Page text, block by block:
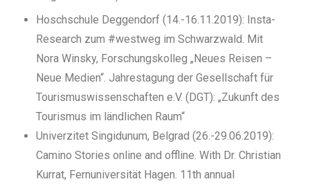
Hoschschule Deggendorf (14.-16.11.2019): Insta-
Research zum #westweg im Schwarzwald. Mit
Nora Winsky, Forschungskolleg „Neues Reisen –
Neue Medien“. Jahrestagung der Gesellschaft für
Tourismuswissenschaften e.V. (DGT): „Zukunft des
Tourismus im ländlichen Raum“
Univerzitet Singidunum, Belgrad (26.-29.06.2019):
Camino Stories online and offline. With Dr. Christian
Kurrat, Fernuniversität Hagen. 11th annual